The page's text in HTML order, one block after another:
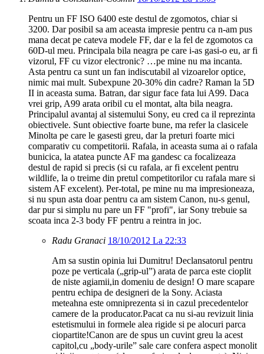
Pentru un FF ISO 6400 este destul de zgomotos, chiar si
3200. Dar posibil sa am aceasta impresie pentru ca n-am pus
mana decat pe cateva modele FF, dar e la fel de zgomotos ca
60D-ul meu. Principala bila neagra pe care i-as gasi-o eu, ar fi
vizorul, FF cu vizor electronic? …pe mine nu ma incanta.
Asta pentru ca sunt un fan indiscutabil al vizoarelor optice,
nimic mai mult. Subexpune 20-30% din cadre? Raman la 5D
II in aceasta suma. Batran, dar sigur face fata lui A99. Daca
vrei grip, A99 arata oribil cu el montat, alta bila neagra.
Principalul avantaj al sistemului Sony, eu cred ca il reprezinta
obiectivele. Sunt obiective foarte bune, ma refer la clasicele
Minolta pe care le gasesti greu, dar la preturi foarte mici
comparativ cu competitorii. Rafala, in aceasta suma ai o rafala
bunicica, la atatea puncte AF ma gandesc ca focalizeaza
destul de rapid si precis (si cu rafala, ar fi excelent pentru
wildlife, la o treime din pretul competitorilor cu rafala mare si
sistem AF excelent). Per-total, pe mine nu ma impresioneaza,
si nu spun asta doar pentru ca am sistem Canon, nu-s genul,
dar pur si simplu nu pare un FF "profi", iar Sony trebuie sa
scoata inca 2-3 body FF pentru a reintra in joc.
Radu Granaci 18/10/2012 La 22:33
Am sa sustin opinia lui Dumitru! Declansatorul pentru
poze pe verticala („grip-ul”) arata de parca este cioplit
de niste agiamii,in domeniu de design! O mare scapare
pentru echipa de designeri de la Sony. Aciasta
meteahna este omniprezenta si in cazul precedentelor
camere de la producator.Pacat ca nu si-au revizuit linia
estetismului in formele alea rigide si pe alocuri parca
ciopartite!Canon are de spus un cuvint greu la acest
capitol,cu „body-urile” sale care confera aspect monolit